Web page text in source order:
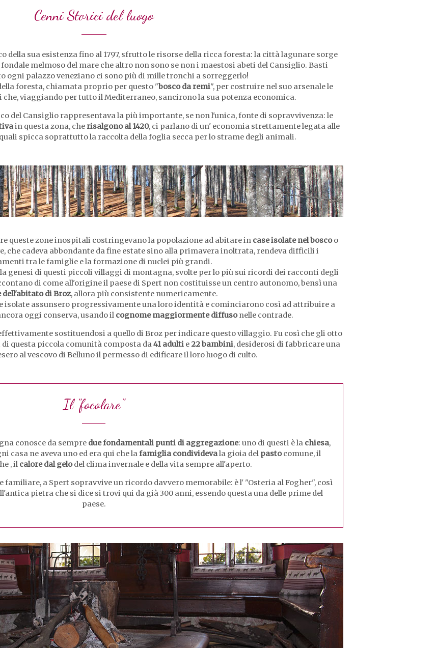
Cenni Storici del luogo
della sua esistenza fino al 1797, sfrutto le risorse della ricca foresta: la città lagunare sorge
melmoso del mare che altro non sono se non i maestosi abeti del Cansiglio. Basti
ogni palazzo veneziano ci sono più di mille tronchi a sorreggerlo!
foresta, chiamata proprio per questo "bosco da remi", per costruire nel suo arsenale le
che, viaggiando per tutto il Mediterraneo, sancirono la sua potenza economica.
del Cansiglio rappresentava la più importante, se non l'unica, fonte di sopravvivenza: le
in questa zona, che risalgono al 1420, ci parlano di un' economia strettamente legata alle
spicca soprattutto la raccolta della foglia secca per lo strame degli animali.
queste zone inospitali costringevano la popolazione ad abitare in case isolate nel boscoo
che cadeva abbondante da fine estate sino alla primavera inoltrata, rendeva difficili i
tra le famiglie e la formazione di nuclei più grandi.
genesi di questi piccoli villaggi di montagna, svolte per lo più sui ricordi dei racconti degli
di come all'origine il paese di Spert non costituisse un centro autonomo, bensì una
di Broz, allora più consistente numericamente.
isolate assunsero progressivamente una loro identità e cominciarono così ad attribuire a
oggi conserva, usando il cognome maggiormente diffusonelle contrade.
sostituendosi a quello di Broz per indicare questo villaggio. Fu così che gli otto
questa piccola comunità composta da41 adultie 22 bambini, desiderosi di fabbricare una
al vescovo di Belluno il permesso di edificare il loro luogo di culto.
Il "focolare"
conosce da sempre due fondamentali punti di aggregazione: uno di questi è la chiesa,
casa ne aveva uno ed era qui che lafamiglia condividevala gioia del pastocomune, il
, il calore dal gelodel clima invernale e della vita sempre all'aperto.
a Spert sopravvive un ricordo davvero memorabile: è l' "Osteria al Fogher", così
pietra che si dice si trovi qui da già 300 anni, essendo questa una delle prime del
paese.